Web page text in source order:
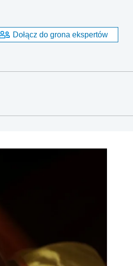
Dołącz do grona ekspertów